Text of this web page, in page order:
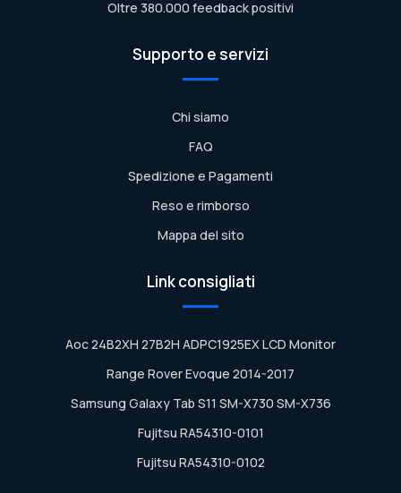
Oltre 380.000 feedback positivi
Supporto e servizi
Chi siamo
FAQ
Spedizione e Pagamenti
Reso e rimborso
Mappa del sito
Link consigliati
Aoc 24B2XH 27B2H ADPC1925EX LCD Monitor
Range Rover Evoque 2014-2017
Samsung Galaxy Tab S11 SM-X730 SM-X736
Fujitsu RA54310-0101
Fujitsu RA54310-0102